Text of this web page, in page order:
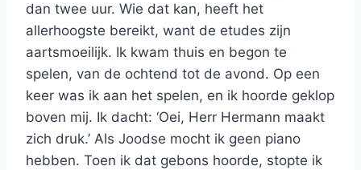
dan twee uur. Wie dat kan, heeft het
allerhoogste bereikt, want de etudes zijn
aartsmoeilijk. Ik kwam thuis en begon te
spelen, van de ochtend tot de avond. Op een
keer was ik aan het spelen, en ik hoorde geklop
boven mij. Ik dacht: ‘Oei, Herr Hermann maakt
zich druk.’ Als Joodse mocht ik geen piano
hebben. Toen ik dat gebons hoorde, stopte ik